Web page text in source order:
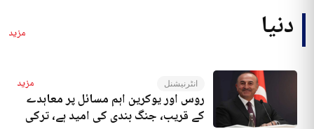
دنیا مزید
انٹرنیشنل مزید
روس اور یوکرین اہم مسائل پر معاہدے
کے قریب، جنگ بندی کی امید ہے، ترکی